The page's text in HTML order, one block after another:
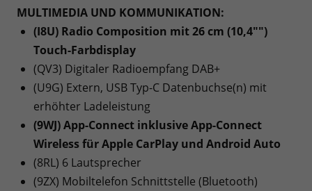
MULTIMEDIA UND KOMMUNIKATION:
(I8U) Radio Composition mit 26 cm (10,4"")
Touch-Farbdisplay
(QV3) Digitaler Radioempfang DAB+
(U9G) Extern, USB Typ-C Datenbuchse(n) mit
erhöhter Ladeleistung
(9WJ) App-Connect inklusive App-Connect
Wireless für Apple CarPlay und Android Auto
(8RL) 6 Lautsprecher
(9ZX) Mobiltelefon Schnittstelle (Bluetooth)